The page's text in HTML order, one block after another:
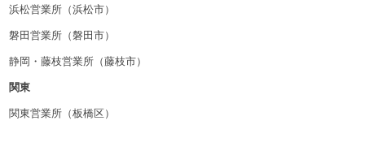
浜松営業所（浜松市）
磐田営業所（磐田市）
静岡・藤枝営業所（藤枝市）
関東
関東営業所（板橋区）